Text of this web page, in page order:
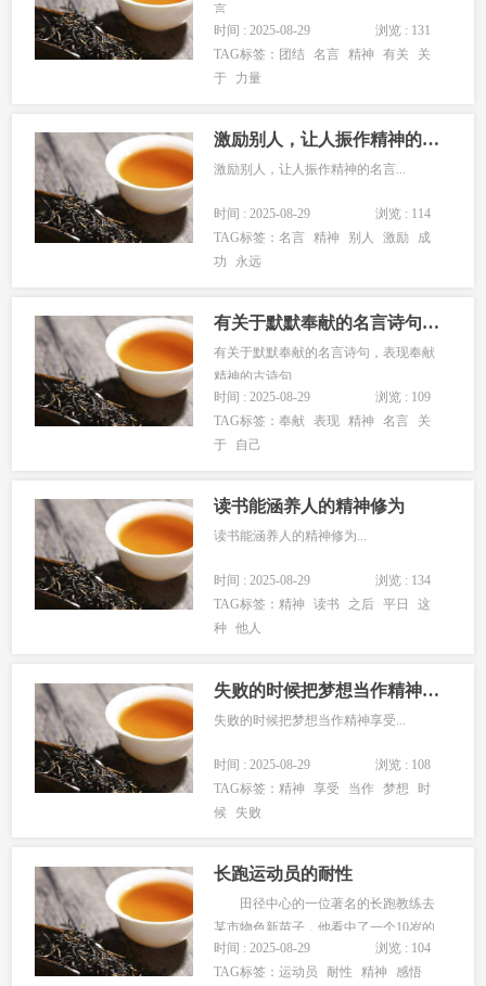
言...
时间 : 2025-08-29
浏览 : 131
TAG标签： 团结 名言 精神 有关
关
于
力量
激励别人，让人振作精神的名言
激励别人，让人振作精神的名言...
时间 : 2025-08-29
浏览 : 114
TAG标签：名言 精神 别人 激励
成
功
永远
有关于默默奉献的名言诗句，表现奉献精神的古诗句
有关于默默奉献的名言诗句，表现奉献
精神的古诗句...
时间 : 2025-08-29
浏览 : 109
TAG标签：奉献 表现 精神 名言
关
于
自己
读书能涵养人的精神修为
读书能涵养人的精神修为...
时间 : 2025-08-29
浏览 : 134
TAG标签：精神 读书 之后 平日
这
种 他人
失败的时候把梦想当作精神享受
失败的时候把梦想当作精神享受...
时间 : 2025-08-29
浏览 : 108
TAG标签： 精神 享受 当作 梦想
时
候
失败
长跑运动员的耐性
田径中心的一位著名的长跑教练去
某市物色新苗子，他看中了一个10岁的
小男孩，他让那个小男孩明天上午给他
电话。 第二天，教练房间的电话铃
时间 : 2025-08-29
浏览 : 104
TAG标签：运动员 耐性 精神
感悟